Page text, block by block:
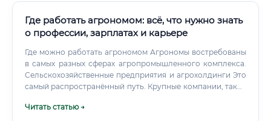
Где работать агрономом: всё, что нужно знать
о профессии, зарплатах и карьере
Где можно работать агрономом Агрономы востребованы
в самых разных сферах агропромышленного комплекса.
Сельскохозяйственные предприятия и агрохолдинги Это
самый распространённый путь. Крупные компании, такие
Читать статью →